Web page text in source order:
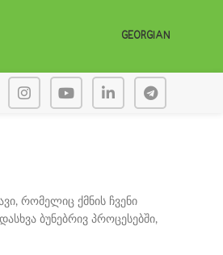
GEORGIAN
რომელიც ქმნის ჩვენი
ბუნებრივ პროცესებში,